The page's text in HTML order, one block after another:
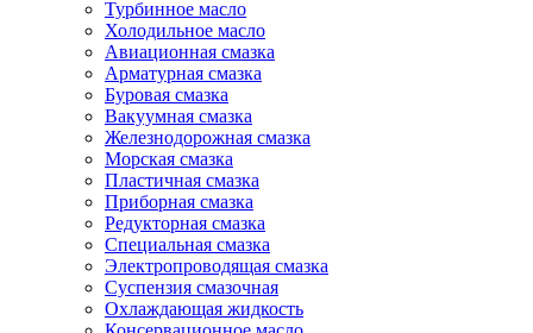
Турбинное масло
Холодильное масло
Авиационная смазка
Арматурная смазка
Буровая смазка
Вакуумная смазка
Железнодорожная смазка
Морская смазка
Пластичная смазка
Приборная смазка
Редукторная смазка
Специальная смазка
Электропроводящая смазка
Суспензия смазочная
Охлаждающая жидкость